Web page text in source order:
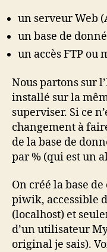
un serveur Web
un base de
un accès FTP ou
Nous partons sur
installé sur la
superviser. Si ce
changement à
de la base de
par % (qui est un
On créé la base
piwik, accessible
(localhost) et
d’un utilisateur
original je sais).